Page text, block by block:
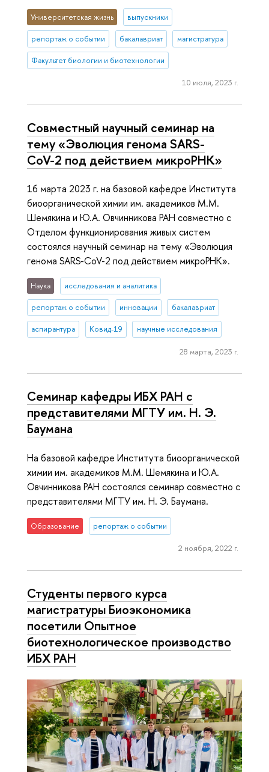
Университетская жизнь выпускники
репортаж о событии бакалавриат магистратура
Факультет биологии и биотехнологии
10 июля, 2023 г.
Совместный научный семинар на
тему «Эволюция генома SARS-
CoV-2 под действием микроРНК»
16 марта 2023 г. на базовой кафедре Института
биоорганической химии им. академиков М.М.
Шемякина и Ю.А. Овчинникова РАН совместно с
Отделом функционирования живых систем
состоялся научный семинар на тему «Эволюция
генома SARS-CoV-2 под действием микроРНК».
Наука исследования и аналитика
репортаж о событии инновации бакалавриат
аспирантура Ковид-19 научные исследования
28 марта, 2023 г.
Семинар кафедры ИБХ РАН с
представителями МГТУ им. Н. Э.
Баумана
На базовой кафедре Института биоорганической
химии им. академиков М.М. Шемякина и Ю.А.
Овчинникова РАН состоялся семинар совместно с
представителями МГТУ им. Н. Э. Баумана.
Образование репортаж о событии
2 ноября, 2022 г.
Студенты первого курса
магистратуры Биоэкономика
посетили Опытное
биотехнологическое производство
ИБХ РАН